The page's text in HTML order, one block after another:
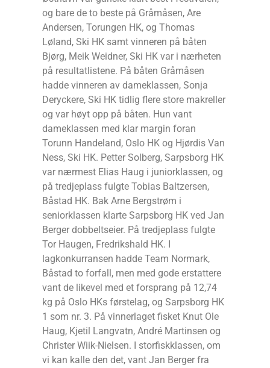
og bare de to beste på Gråmåsen, Are
Andersen, Torungen HK, og Thomas
Løland, Ski HK samt vinneren på båten
Bjørg, Meik Weidner, Ski HK var i nærheten
på resultatlistene. På båten Gråmåsen
hadde vinneren av dameklassen, Sonja
Deryckere, Ski HK tidlig flere store makreller
og var høyt opp på båten. Hun vant
dameklassen med klar margin foran
Torunn Handeland, Oslo HK og Hjørdis Van
Ness, Ski HK. Petter Solberg, Sarpsborg HK
var nærmest Elias Haug i juniorklassen, og
på tredjeplass fulgte Tobias Baltzersen,
Båstad HK. Bak Arne Bergstrøm i
seniorklassen klarte Sarpsborg HK ved Jan
Berger dobbeltseier. På tredjeplass fulgte
Tor Haugen, Fredrikshald HK. I
lagkonkurransen hadde Team Normark,
Båstad to forfall, men med gode erstattere
vant de likevel med et forsprang på 12,74
kg på Oslo HKs førstelag, og Sarpsborg HK
1 som nr. 3. På vinnerlaget fisket Knut Ole
Haug, Kjetil Langvatn, André Martinsen og
Christer Wiik-Nielsen. I storfiskklassen, om
vi kan kalle den det, vant Jan Berger fra